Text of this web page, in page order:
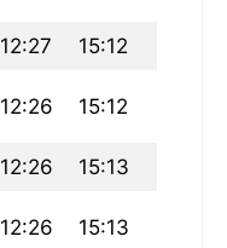
12:27 15:12
12:26 15:12
12:26 15:13
12:26 15:13